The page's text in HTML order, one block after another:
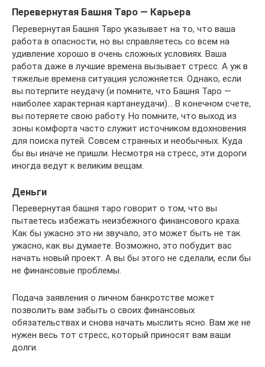
Перевернутая Башня Таро — Карьера
Перевернутая Башня Таро указывает на то, что ваша
работа в опасности, но вы справляетесь со всем на
удивление хорошо в очень сложных условиях. Ваша
работа даже в лучшие времена вызывает стресс. А уж в
тяжелые времена ситуация усложняется. Однако, если
вы потерпите неудачу (и помните, что Башня Таро —
наиболее характерная картанеудачи)… В конечном счете,
вы потеряете свою работу. Но помните, что выход из
зоны комфорта часто служит источником вдохновения
для поиска путей. Совсем странных и необычных. Куда
бы вы иначе не пришли. Несмотря на стресс, эти дороги
иногда ведут к великим вещам.
Деньги
Перевернутая башня таро говорит о том, что вы
пытаетесь избежать неизбежного финансового краха.
Как бы ужасно это ни звучало, это может быть не так
ужасно, как вы думаете. Возможно, это побудит вас
начать новый проект. А вы бы этого не сделали, если бы
не финансовые проблемы.
Подача заявления о личном банкротстве может
позволить вам забыть о своих финансовых
обязательствах и снова начать мыслить ясно. Вам же не
нужен весь тот стресс, который приносят вам ваши
долги.